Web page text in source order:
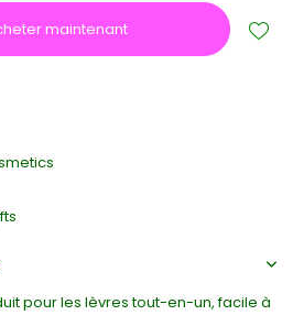
maintenant
pour les lèvres tout-en-un, facile à